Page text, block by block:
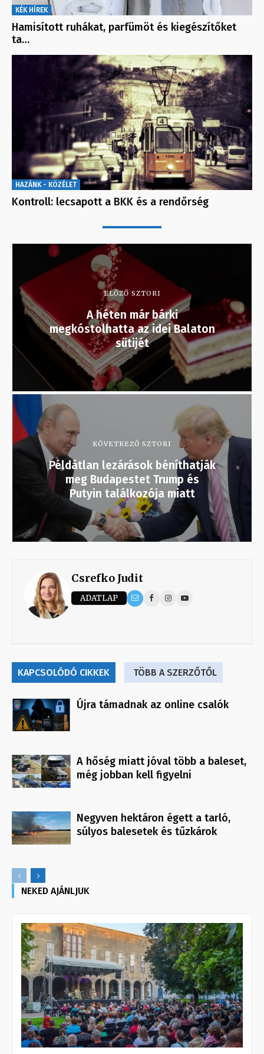
KÉK HÍREK
Hamisított ruhákat, parfümöt és kiegészítőket
ta…
HAZÁNK - KÖZÉLET
Kontroll: lecsapott a BKK és a rendőrség
ELŐZŐ SZTORI
A héten már bárki
megkóstolhatta az idei Balaton
sütijét
KÖVETKEZŐ SZTORI
Példátlan lezárások béníthatják
meg Budapestet Trump és
Putyin találkozója miatt
Csrefko Judit
ADATLAP
KAPCSOLÓDÓ CIKKEK TÖBB A SZERZŐTŐL
Újra támadnak az online csalók
A hőség miatt jóval több a baleset,
még jobban kell figyelni
Negyven hektáron égett a tarló,
súlyos balesetek és tűzkárok
NEKED AJÁNLJUK